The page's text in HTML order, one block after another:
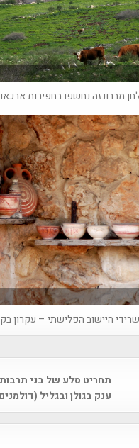
מברונזה נחשפו בחפירות
שרידי היישוב הפלישתי – עקרון
תחריט סלע של בני
ענק בגולן ובגליל